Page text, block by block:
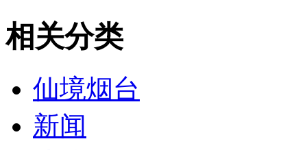
相关分类
仙境烟台
新闻